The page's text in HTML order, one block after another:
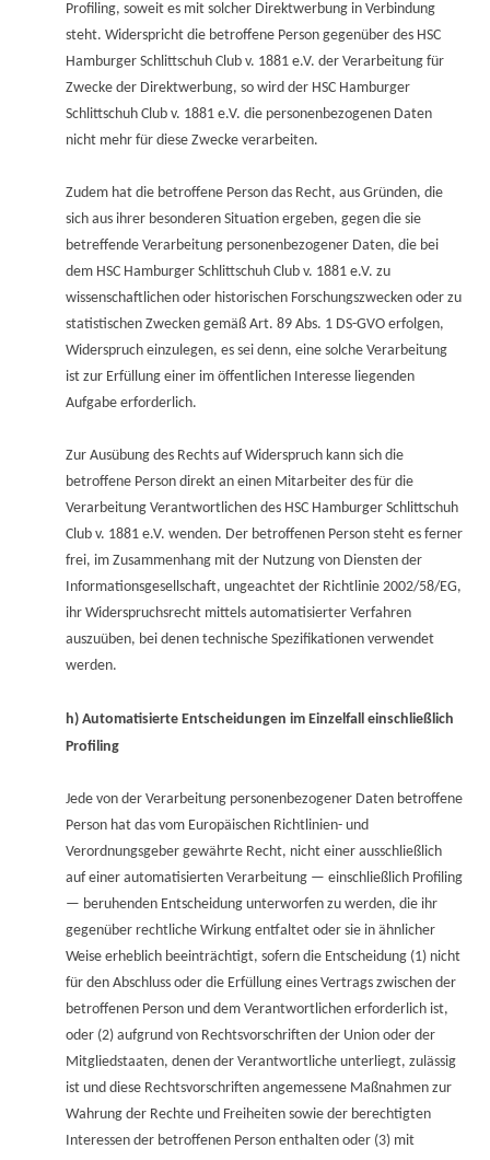
Profiling, soweit es mit solcher Direktwerbung in Verbindung
steht. Widerspricht die betroffene Person gegenüber des HSC
Hamburger Schlittschuh Club v. 1881 e.V. der Verarbeitung für
Zwecke der Direktwerbung, so wird der HSC Hamburger
Schlittschuh Club v. 1881 e.V. die personenbezogenen Daten
nicht mehr für diese Zwecke verarbeiten.
Zudem hat die betroffene Person das Recht, aus Gründen, die
sich aus ihrer besonderen Situation ergeben, gegen die sie
betreffende Verarbeitung personenbezogener Daten, die bei
dem HSC Hamburger Schlittschuh Club v. 1881 e.V. zu
wissenschaftlichen oder historischen Forschungszwecken oder zu
statistischen Zwecken gemäß Art. 89 Abs. 1 DS-GVO erfolgen,
Widerspruch einzulegen, es sei denn, eine solche Verarbeitung
ist zur Erfüllung einer im öffentlichen Interesse liegenden
Aufgabe erforderlich.
Zur Ausübung des Rechts auf Widerspruch kann sich die
betroffene Person direkt an einen Mitarbeiter des für die
Verarbeitung Verantwortlichen des HSC Hamburger Schlittschuh
Club v. 1881 e.V. wenden. Der betroffenen Person steht es ferner
frei, im Zusammenhang mit der Nutzung von Diensten der
Informationsgesellschaft, ungeachtet der Richtlinie 2002/58/EG,
ihr Widerspruchsrecht mittels automatisierter Verfahren
auszuüben, bei denen technische Spezifikationen verwendet
werden.
h) Automatisierte Entscheidungen im Einzelfall einschließlich
Profiling
Jede von der Verarbeitung personenbezogener Daten betroffene
Person hat das vom Europäischen Richtlinien- und
Verordnungsgeber gewährte Recht, nicht einer ausschließlich
auf einer automatisierten Verarbeitung — einschließlich Profiling
— beruhenden Entscheidung unterworfen zu werden, die ihr
gegenüber rechtliche Wirkung entfaltet oder sie in ähnlicher
Weise erheblich beeinträchtigt, sofern die Entscheidung (1) nicht
für den Abschluss oder die Erfüllung eines Vertrags zwischen der
betroffenen Person und dem Verantwortlichen erforderlich ist,
oder (2) aufgrund von Rechtsvorschriften der Union oder der
Mitgliedstaaten, denen der Verantwortliche unterliegt, zulässig
ist und diese Rechtsvorschriften angemessene Maßnahmen zur
Wahrung der Rechte und Freiheiten sowie der berechtigten
Interessen der betroffenen Person enthalten oder (3) mit